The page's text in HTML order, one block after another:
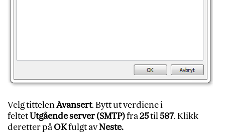
Velg tittelenAvansert.Bytt ut verdiene i
feltetUtgående server (SMTP)fra25til587. Klikk
deretter påOKfulgt avNeste.